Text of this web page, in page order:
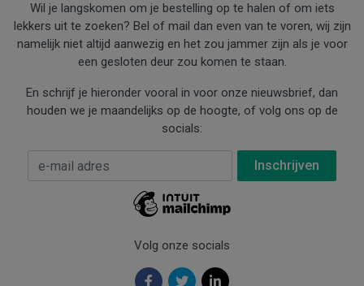
Wil je langskomen om je bestelling op te halen of om iets
lekkers uit te zoeken? Bel of mail dan even van te voren, wij zijn
namelijk niet altijd aanwezig en het zou jammer zijn als je voor
een gesloten deur zou komen te staan.
En schrijf je hieronder vooral in voor onze nieuwsbrief, dan
houden we je maandelijks op de hoogte, of volg ons op de
socials:
E-mail Adres
Volg onze socials